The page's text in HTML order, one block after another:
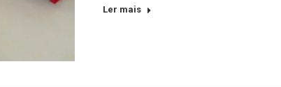
Ler mais